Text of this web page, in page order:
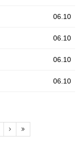
06.10
06.10
06.10
06.10